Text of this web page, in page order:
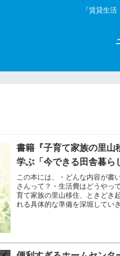
『賃貸生活・
書籍『子育て家族の里山
学ぶ「今できる田舎暮ら
この本には、・どんな内容が書
さんって？・生活費はどうやっ
育て家族の里山移住、ときどき
れる具体的な準備を深堀してい